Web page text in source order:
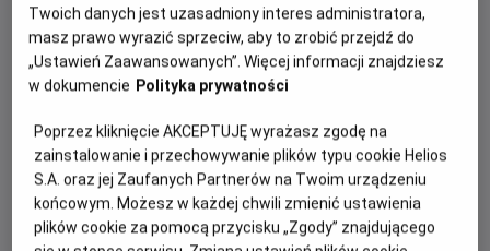
19 stycznia 2024
REŻYSERIA SCENARIUSZ
Pettenello, Alice Rohrwacher
OBSADA
Josh O'Connor, Vincenzo Nemolato, Carol Duarte
WIĘCEJ SZCZEGÓŁÓW
OPIS FILMU
Każdy ponoć ma swoją Chimerę. Coś, o czym marzy, ale nie
może tego zdobyć. Dla grupy drobnych złodziejaszków
rabujących okoliczne groby i handlujących
archeologicznymi znaleziskami to chęć szybkiego
wzbogacenia się. Oznaczałaby ona wybawienie od dalszej
Twoich danych jest uzasadniony interes administratora,
masz prawo wyrazić sprzeciw, aby to zrobić przejdź do
„Ustawień Zaawansowanych”. Więcej informacji znajdziesz
w dokumencie Polityka prywatności
Poprzez kliknięcie AKCEPTUJĘ wyrażasz zgodę na
zainstalowanie i przechowywanie plików typu cookie Helios
S.A. oraz jej Zaufanych Partnerów na Twoim urządzeniu
końcowym. Możesz w każdej chwili zmienić ustawienia
plików cookie za pomocą przycisku „Zgody” znajdującego